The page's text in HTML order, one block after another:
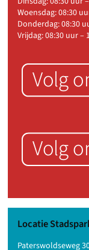
Woensdag: 08:30
Donderdag: 08:30
Vrijdag: 08:30 uur –
Locatie
Paterswoldseweg